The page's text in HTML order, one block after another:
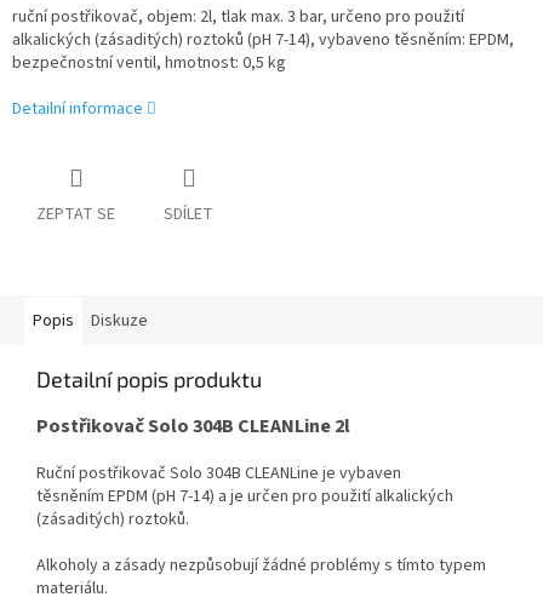
ruční postřikovač, objem: 2l, tlak max. 3 bar, určeno pro použití
alkalických (zásaditých) roztoků (pH 7-14), vybaveno těsněním: EPDM,
bezpečnostní ventil, hmotnost: 0,5 kg
Detailní informace
ZEPTAT SE SDÍLET
Popis Diskuze
Detailní popis produktu
Postřikovač Solo 304B CLEANLine 2l
Ruční postřikovač Solo 304B CLEANLine je vybaven
těsněním EPDM (pH 7-14) a je určen pro použití alkalických
(zásaditých) roztoků.
Alkoholy a zásady nezpůsobují žádné problémy s tímto typem
materiálu.